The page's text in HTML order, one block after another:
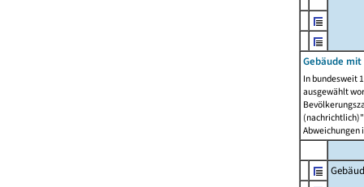
Gebäude
In bundesweit
ausgewählt
Abweichungen